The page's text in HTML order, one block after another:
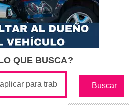
QUE BUSCA?